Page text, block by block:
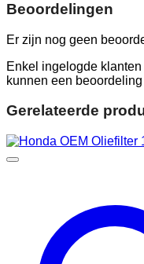
Beoordelingen
Er zijn nog geen
Enkel ingelogde
kunnen een
Gerelateerde